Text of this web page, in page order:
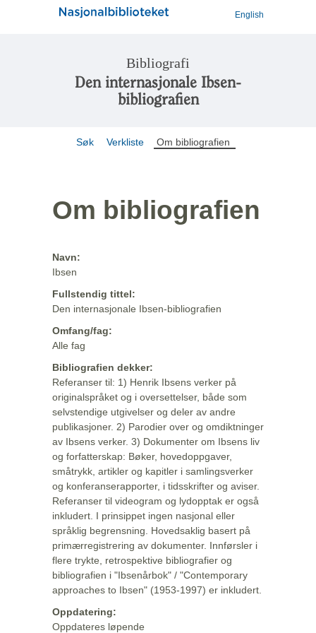
English
Bibliografi
Den internasjonale Ibsen-
bibliografien
Søk Verkliste Om bibliografien
Om bibliografien
Navn:
Ibsen
Fullstendig tittel:
Den internasjonale Ibsen-bibliografien
Omfang/fag:
Alle fag
Bibliografien dekker:
Referanser til: 1) Henrik Ibsens verker på
originalspråket og i oversettelser, både som
selvstendige utgivelser og deler av andre
publikasjoner. 2) Parodier over og omdiktninger
av Ibsens verker. 3) Dokumenter om Ibsens liv
og forfatterskap: Bøker, hovedoppgaver,
småtrykk, artikler og kapitler i samlingsverker
og konferanserapporter, i tidsskrifter og aviser.
Referanser til videogram og lydopptak er også
inkludert. I prinsippet ingen nasjonal eller
språklig begrensning. Hovedsaklig basert på
primærregistrering av dokumenter. Innførsler i
flere trykte, retrospektive bibliografier og
bibliografien i "Ibsenårbok" / "Contemporary
approaches to Ibsen" (1953-1997) er inkludert.
Oppdatering:
Oppdateres løpende